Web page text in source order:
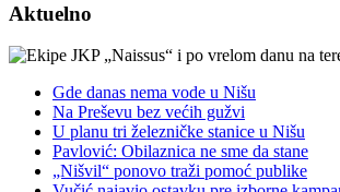
Aktuelno
Gde danas nema vode u Nišu
Na Preševu bez većih gužvi
U planu tri železničke stanice u Nišu
Pavlović: Obilaznica ne sme da stane
„Nišvil“ ponovo traži pomoć publike